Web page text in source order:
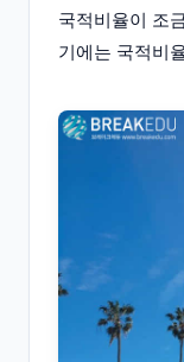
국적비율이 조
기에는 국적비